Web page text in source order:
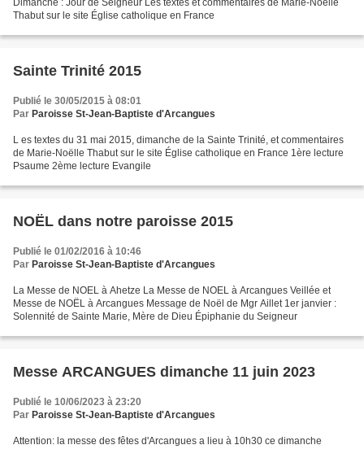
Dimanche : Jour de Seigneur Les textes et commentaires de Marie-Noëlle
Thabut sur le site Église catholique en France
Sainte Trinité 2015
Publié le 30/05/2015 à 08:01
Par Paroisse St-Jean-Baptiste d'Arcangues
L es textes du 31 mai 2015, dimanche de la Sainte Trinité, et commentaires
de Marie-Noëlle Thabut sur le site Église catholique en France 1ère lecture
Psaume 2ème lecture Evangile
NOËL dans notre paroisse 2015
Publié le 01/02/2016 à 10:46
Par Paroisse St-Jean-Baptiste d'Arcangues
La Messe de NOEL à Ahetze La Messe de NOEL à Arcangues Veillée et
Messe de NOËL à Arcangues Message de Noël de Mgr Aillet 1er janvier :
Solennité de Sainte Marie, Mère de Dieu Épiphanie du Seigneur
Messe ARCANGUES dimanche 11 juin 2023
Publié le 10/06/2023 à 23:20
Par Paroisse St-Jean-Baptiste d'Arcangues
Attention: la messe des fêtes d'Arcangues a lieu à 10h30 ce dimanche